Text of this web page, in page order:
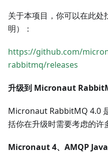
关于本项目，你可以在此
明）：
https://github.com/
rabbitmq/releases
升级到 Micronaut
Micronaut RabbitMQ 4.0
括你在升级时需要考虑的许
Micronaut 4、AMQP